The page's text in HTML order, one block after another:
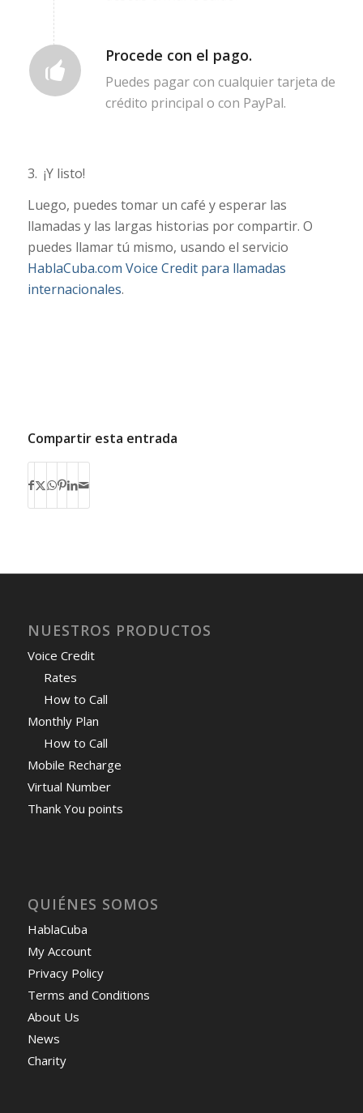
Procede con el pago.
Puedes pagar con cualquier tarjeta de
crédito principal o con PayPal.
3. ¡Y listo!
Luego, puedes tomar un café y esperar las
llamadas y las largas historias por compartir. O
puedes llamar tú mismo, usando el servicio
HablaCuba.com Voice Credit para llamadas
internacionales.
Compartir esta entrada
NUESTROS PRODUCTOS
Voice Credit
Rates
How to Call
Monthly Plan
How to Call
Mobile Recharge
Virtual Number
Thank You points
QUIÉNES SOMOS
HablaCuba
My Account
Privacy Policy
Terms and Conditions
About Us
News
Charity